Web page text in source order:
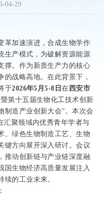
04-29
革加速演进，合成生物学作
生产模式，为破解资源能源
撑。作为新质生产力的核心
战略高地。在此背景下，
于2026年5 月5-8 日在西安市
第十五届生物化工技术创新
制造产业创新大会”。本次会
汇聚领域内优秀青年学者与
、绿色生物制造工艺、生物
键方向展开深入研讨。会议
推动创新链与产业链深度融
国生物经济高质量发展注入
续的工业未来。